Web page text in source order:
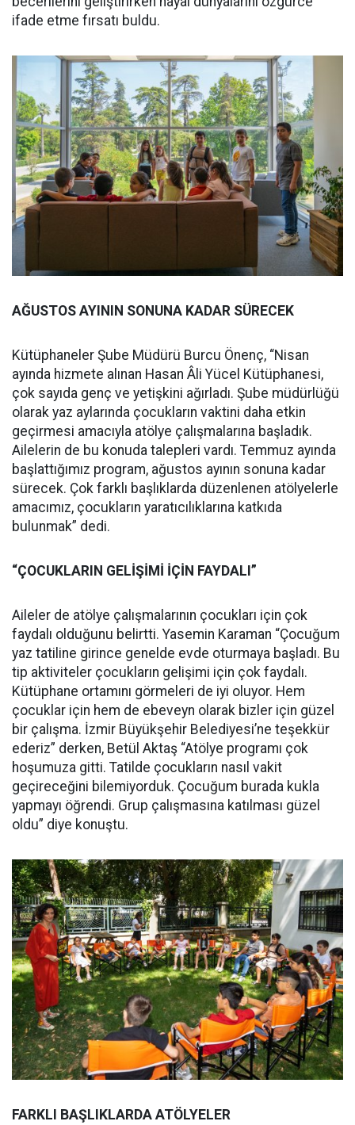
ifade etme fırsatı buldu.
AĞUSTOS AYININ SONUNA KADAR SÜRECEK
Kütüphaneler Şube Müdürü Burcu Önenç, “Nisan
ayında hizmete alınan Hasan Âli Yücel Kütüphanesi,
çok sayıda genç ve yetişkini ağırladı. Şube müdürlüğü
olarak yaz aylarında çocukların vaktini daha etkin
geçirmesi amacıyla atölye çalışmalarına başladık.
Ailelerin de bu konuda talepleri vardı. Temmuz ayında
başlattığımız program, ağustos ayının sonuna kadar
sürecek. Çok farklı başlıklarda düzenlenen atölyelerle
amacımız, çocukların yaratıcılıklarına katkıda
bulunmak” dedi.
“ÇOCUKLARIN GELİŞİMİ İÇİN FAYDALI”
Aileler de atölye çalışmalarının çocukları için çok
faydalı olduğunu belirtti. Yasemin Karaman “Çocuğum
yaz tatiline girince genelde evde oturmaya başladı. Bu
tip aktiviteler çocukların gelişimi için çok faydalı.
Kütüphane ortamını görmeleri de iyi oluyor. Hem
çocuklar için hem de ebeveyn olarak bizler için güzel
bir çalışma. İzmir Büyükşehir Belediyesi’ne teşekkür
ederiz” derken, Betül Aktaş “Atölye programı çok
hoşumuza gitti. Tatilde çocukların nasıl vakit
geçireceğini bilemiyorduk. Çocuğum burada kukla
yapmayı öğrendi. Grup çalışmasına katılması güzel
oldu” diye konuştu.
FARKLI BAŞLIKLARDA ATÖLYELER